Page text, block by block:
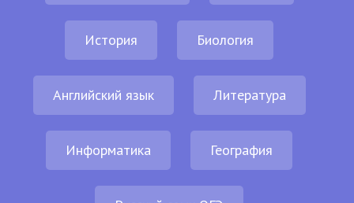
История Биология
Английский язык Литература
Информатика География